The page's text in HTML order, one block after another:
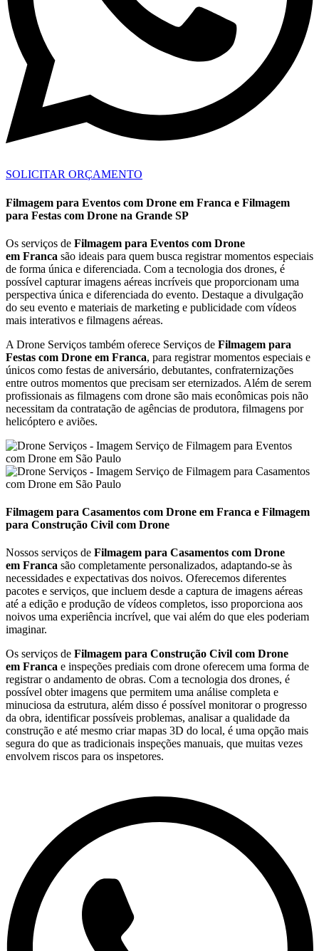
SOLICITAR ORÇAMENTO
Filmagem para Eventos com Drone em Franca e Filmagem
para Festas com Drone na Grande SP
Os serviços de Filmagem para Eventos com Drone
em Franca são ideais para quem busca registrar momentos especiais
de forma única e diferenciada. Com a tecnologia dos drones, é
possível capturar imagens aéreas incríveis que proporcionam uma
perspectiva única e diferenciada do evento. Destaque a divulgação
do seu evento e materiais de marketing e publicidade com vídeos
mais interativos e filmagens aéreas.
A Drone Serviços também oferece Serviços de Filmagem para
Festas com Drone em Franca, para registrar momentos especiais e
únicos como festas de aniversário, debutantes, confraternizações
entre outros momentos que precisam ser eternizados. Além de serem
profissionais as filmagens com drone são mais econômicas pois não
necessitam da contratação de agências de produtora, filmagens por
helicóptero e aviões.
Filmagem para Casamentos com Drone em Franca e Filmagem
para Construção Civil com Drone
Nossos serviços de Filmagem para Casamentos com Drone
em Franca são completamente personalizados, adaptando-se às
necessidades e expectativas dos noivos. Oferecemos diferentes
pacotes e serviços, que incluem desde a captura de imagens aéreas
até a edição e produção de vídeos completos, isso proporciona aos
noivos uma experiência incrível, que vai além do que eles poderiam
imaginar.
Os serviços de Filmagem para Construção Civil com Drone
em Franca e inspeções prediais com drone oferecem uma forma de
registrar o andamento de obras. Com a tecnologia dos drones, é
possível obter imagens que permitem uma análise completa e
minuciosa da estrutura, além disso é possível monitorar o progresso
da obra, identificar possíveis problemas, analisar a qualidade da
construção e até mesmo criar mapas 3D do local, é uma opção mais
segura do que as tradicionais inspeções manuais, que muitas vezes
envolvem riscos para os inspetores.